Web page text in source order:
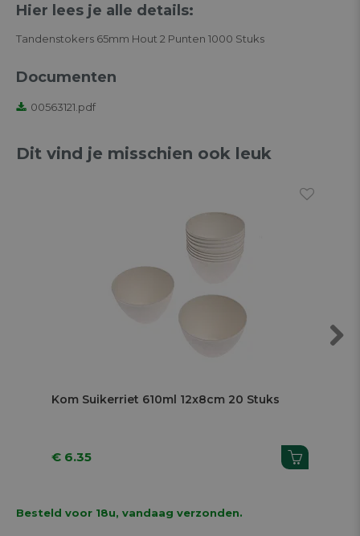
Hier lees je alle details:
Tandenstokers 65mm Hout 2 Punten 1000 Stuks
Documenten
00563121.pdf
Dit vind je misschien ook leuk
Kom Suikerriet 610ml 12x8cm 20 Stuks
€ 6.35
Besteld voor 18u, vandaag verzonden.